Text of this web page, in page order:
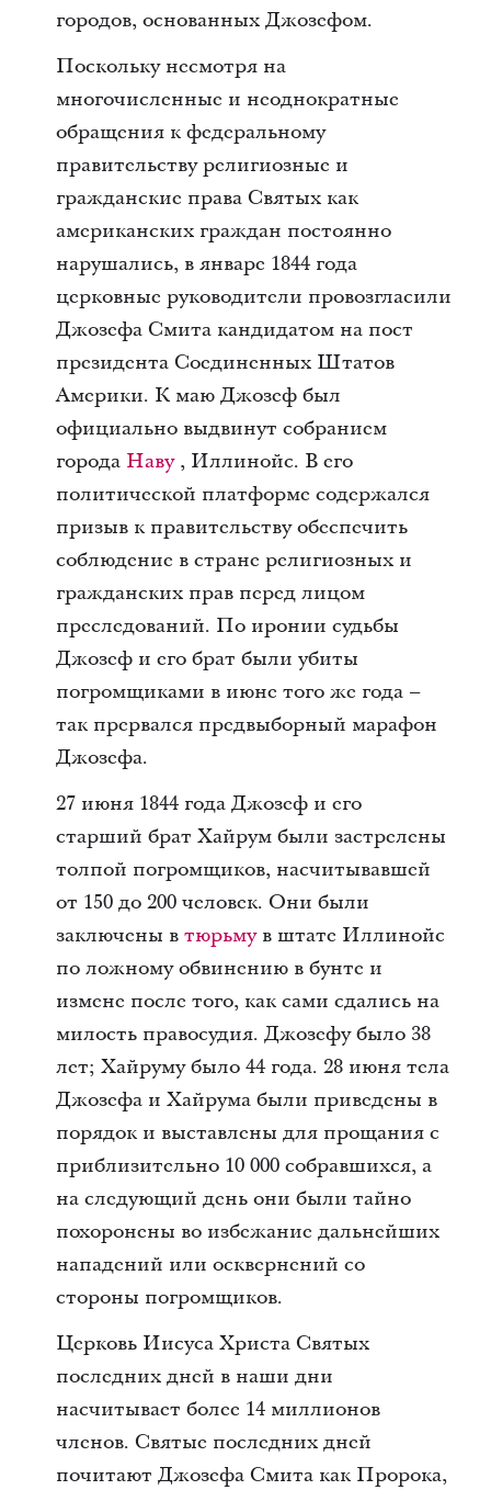
городов, основанных Джозефом.
Поскольку несмотря на
многочисленные и неоднократные
обращения к федеральному
правительству религиозные и
гражданские права Святых как
американских граждан постоянно
нарушались, в январе 1844 года
церковные руководители провозгласили
Джозефа Смита кандидатом на пост
президента Соединенных Штатов
Америки. К маю Джозеф был
официально выдвинут собранием
города Наву , Иллинойс. В его
политической платформе содержался
призыв к правительству обеспечить
соблюдение в стране религиозных и
гражданских прав перед лицом
преследований. По иронии судьбы
Джозеф и его брат были убиты
погромщиками в июне того же года –
так прервался предвыборный марафон
Джозефа.
27 июня 1844 года Джозеф и его
старший брат Хайрум были застрелены
толпой погромщиков, насчитывавшей
от 150 до 200 человек. Они были
заключены в тюрьму в штате Иллинойс
по ложному обвинению в бунте и
измене после того, как сами сдались на
милость правосудия. Джозефу было 38
лет; Хайруму было 44 года. 28 июня тела
Джозефа и Хайрума были приведены в
порядок и выставлены для прощания с
приблизительно 10 000 собравшихся, а
на следующий день они были тайно
похоронены во избежание дальнейших
нападений или осквернений со
стороны погромщиков.
Церковь Иисуса Христа Святых
последних дней в наши дни
насчитывает более 14 миллионов
членов. Святые последних дней
почитают Джозефа Смита как Пророка,